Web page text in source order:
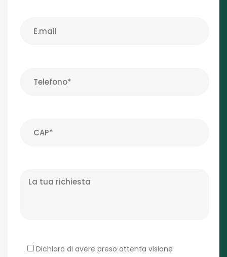
Dichiaro di avere preso attenta visione